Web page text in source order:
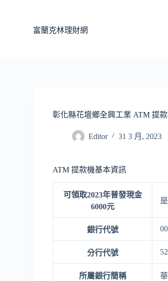
富蘭克林理財網
彰化縣花壇鄉全興工業 ATM 提
Editor 31 3 月, 2023
ATM 提款機基本資訊
可領取2023年普發現金
6000元
是
銀行代號
分行代號
所屬銀行簡稱